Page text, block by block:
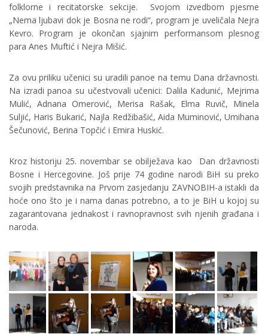
folklorne i recitatorske sekcije. Svojom izvedbom pjesme
„Nema ljubavi dok je Bosna ne rodi“, program je uveličala Nejra
Kevro. Program je okončan sjajnim performansom plesnog
para Anes Muftić i Nejra Mišić.
Za ovu priliku učenici su uradili panoe na temu Dana državnosti.
Na izradi panoa su učestvovali učenici: Dalila Kadunić, Mejrima
Mulić, Adnana Omerović, Merisa Rašak, Elma Ruvič, Minela
Suljić, Haris Bukarić, Najla Redžibašić, Aida Muminović, Umihana
Šečunović, Berina Topčić i Emira Huskić.
Kroz historiju 25. novembar se obilježava kao Dan državnosti
Bosne i Hercegovine. Još prije 74 godine narodi BiH su preko
svojih predstavnika na Prvom zasjedanju ZAVNOBIH-a istakli da
hoće ono što je i nama danas potrebno, a to je BiH u kojoj su
zagarantovana jednakost i ravnopravnost svih njenih građana i
naroda.